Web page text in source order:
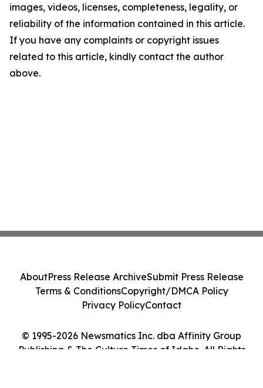
images, videos, licenses, completeness, legality, or
reliability of the information contained in this article.
If you have any complaints or copyright issues
related to this article, kindly contact the author
above.
© 1995-2026 Newsmatics Inc. dba Affinity Group
Publishing & The Culture Times of Idaho. All Rights
AboutPress Release ArchiveSubmit Press Release
Terms & ConditionsCopyright/DMCA Policy
Privacy PolicyContact